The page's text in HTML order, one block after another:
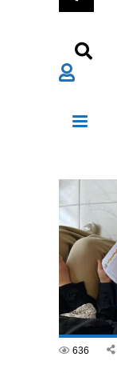
636